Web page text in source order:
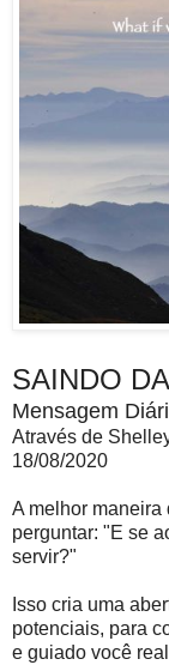
SAINDO
Mensagem
Através de
18/08/2020
A melhor maneira
perguntar: "E se
servir?"
Isso cria uma
potenciais, para
e guiado você